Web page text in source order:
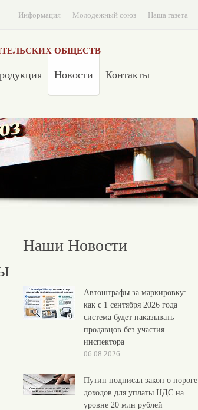
Наша газета
Молодежный союз
Информация
Новости Контакты
ОБЩЕСТВ
Наши Новости
Автоштрафы за маркировку:
как с 1 сентября 2026 года
система будет наказывать
продавцов без участия
инспектора
06.08.2026
Путин подписал закон о пороге
доходов для уплаты НДС на
уровне 20 млн рублей